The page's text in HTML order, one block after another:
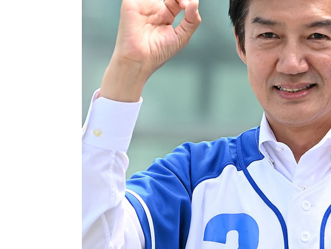
[속보]코스피, 301.88포인트(4.58%) 내린 6296.38 마감
[속보]원·달러 환율, 0.7원 내린 1423.8원 마감
"여기 떨어졌다"…다누리, 스페이스X 로켓 달 충돌 흔적 포착
손흥민, 5경기 연속골 실패…LAFC는 승부차기 끝 과달라하라 격파
내일까지 39도 '펄펄'…기상청 "태풍 지나며 폭염 잠시 꺾인다"
트럼프, 한국계 진보 주지사 후보 맹공…"공산주의가 최대 위협"
"美간섭에 합의 지연"…트럼프, '이란 호르무즈 통제권' 수용할까
[속보]산업장관 "李정부, 원전 반대 안해…안정 전력 위해 불가피"
[속보]경찰, '홍명보 선임 논란' 대한축구협회·축구회관 등 압수수
[속보]산업장관 "美무역법 제301조 과잉생산 결과 발표 8월 중 예
[속보]코스피 매도사이드카 발동…4%대 급락
[속보]전남광주 초대 시민추천 부시장에 백승주·윤난실
서울 열대야 15일째 지속…비공식 '초열대야' 30도 넘어
[속보]코스닥, 2.15포인트(0.27%) 내린 797.44 출발
[속보]코스피, 119.51포인트(1.81%) 내린 6478.75 개장